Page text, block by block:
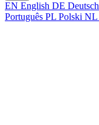
EN English DE Deutsch
Português PL Polski NL